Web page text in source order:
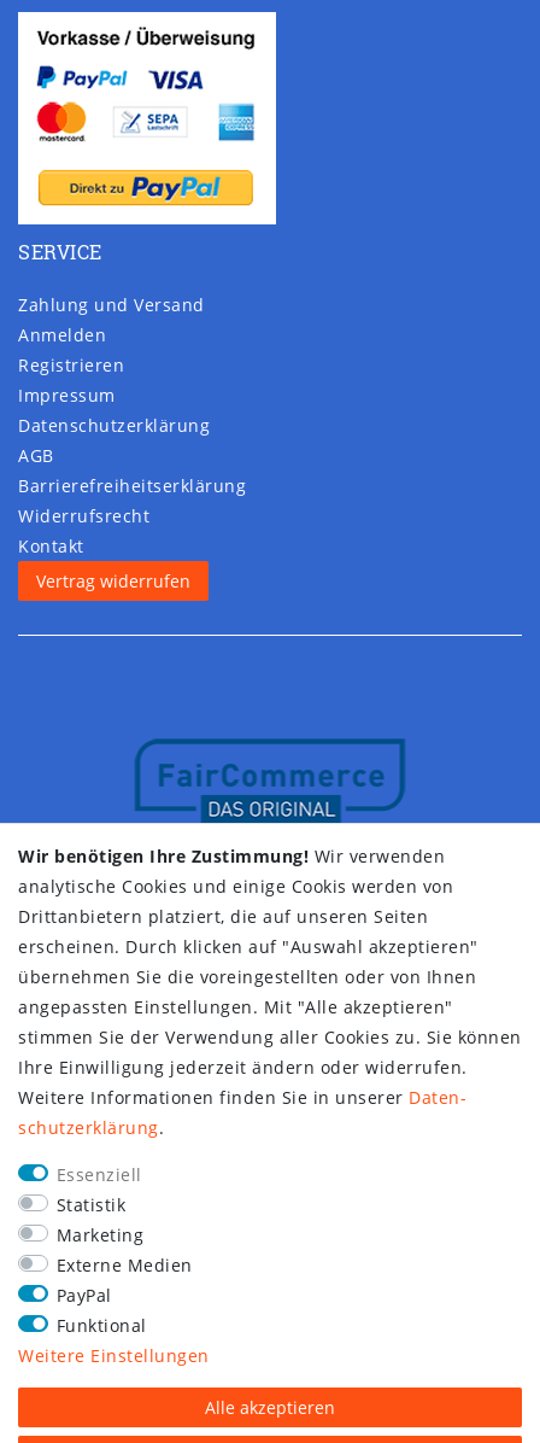
SERVICE
Zahlung und Versand
Anmelden
Registrieren
Impressum
Daten­schutz­erklärung
AGB
Barrierefreiheitserklärung
Widerrufs­recht
Kontakt
Vertrag widerrufen
Wir benötigen Ihre Zustimmung! Wir verwenden
analytische Cookies und einige Cookis werden von
Drittanbietern platziert, die auf unseren Seiten
erscheinen. Durch klicken auf "Auswahl akzeptieren"
übernehmen Sie die voreingestellten oder von Ihnen
angepassten Einstellungen. Mit "Alle akzeptieren"
stimmen Sie der Verwendung aller Cookies zu. Sie können
Ihre Einwilligung jederzeit ändern oder widerrufen.
Weitere Informationen finden Sie in unserer Daten­
schutz­erklärung.
Essenziell
Statistik
Marketing
Externe Medien
PayPal
Funktional
Weitere Einstellungen
Alle akzeptieren